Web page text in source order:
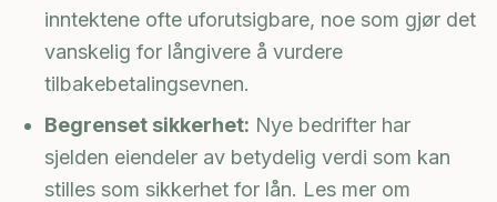
inntektene ofte uforutsigbare, noe som gjør det
vanskelig for långivere å vurdere
tilbakebetalingsevnen.
Begrenset sikkerhet: Nye bedrifter har
sjelden eiendeler av betydelig verdi som kan
stilles som sikkerhet for lån. Les mer om